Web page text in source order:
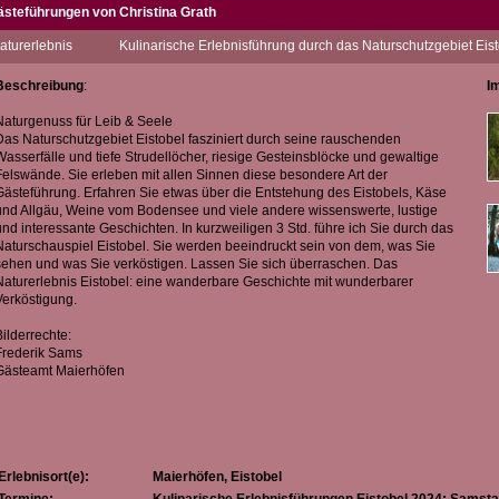
gehöre zwar zu den Weingästeführern vom/am Bodensee, möchte Sie aber
Führung ist für mich etwas Besonderes. Die Begegnungen mit Menschen
sind für mich jedes Mal eine Bereicherung.
freue mich auf Sie.
von Christina Grath
Kulinarische Erlebnisführung durch das Naturschutzgebiet
:
für Leib & Seele
Naturschutzgebiet Eistobel fasziniert durch seine rauschenden
und tiefe Strudellöcher, riesige Gesteinsblöcke und gewaltige
Sie erleben mit allen Sinnen diese besondere Art der
Erfahren Sie etwas über die Entstehung des Eistobels, Käse
Allgäu, Weine vom Bodensee und viele andere wissenswerte, lustige
interessante Geschichten. In kurzweiligen 3 Std. führe ich Sie durch das
Eistobel. Sie werden beeindruckt sein von dem, was Sie
und was Sie verköstigen. Lassen Sie sich überraschen. Das
Eistobel: eine wanderbare Geschichte mit wunderbarer
Sams
Maierhöfen
Erlebnisort(e):
Maierhöfen, Eistobel